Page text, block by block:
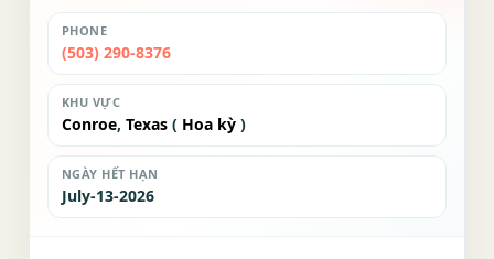
PHONE
(503) 290-8376
KHU VỰC
Conroe, Texas ( Hoa kỳ )
NGÀY HẾT HẠN
July-13-2026